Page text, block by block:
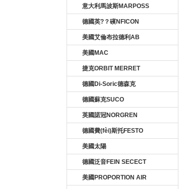
意大利馬波斯MARPOSS
德國英?？礗NFICON
美國艾倫布拉德利AB
美國MAC
捷克ORBIT MERRET
德國Di-Soric德森克
德國蘇克SUCO
英國諾冠NORGREN
德國費(fèi)斯托FESTO
美國太陽
德國泛音FEIN SECECT
美國PROPORTION AIR